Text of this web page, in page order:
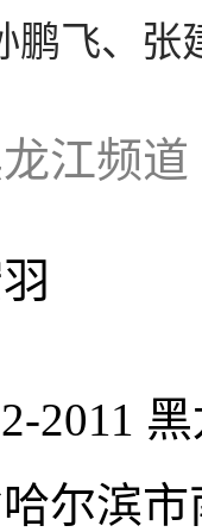
鹏飞、张
江频道
2011
尔滨